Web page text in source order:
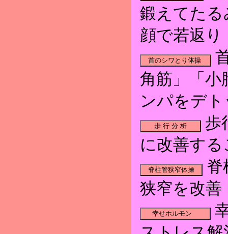
鍛えてた
顔で若返り
角筋」「小
ンパをデ
歩
に改善す
脊
狭窄を改善